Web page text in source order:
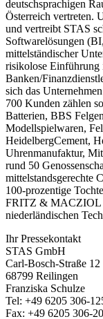
deutschsprachigen
Österreich vertreten.
und vertreibt STAS
Softwarelösungen
mittelständischer
risikolose Einführung
Banken/
sich das
700 Kunden zählen
Batterien, BBS
Modellspielwaren,
HeidelbergCement,
Uhrenmanufaktur,
rund 50
mittelstandsgerechte
100-prozentige
FRITZ & MACZIOL
niederländischen
Ihr Pressekontakt
STAS GmbH
Carl-Bosch-Straße 12
68799 Reilingen
Franziska Schulze
Tel: +49 6205 306-
Fax: +49 6205 306-